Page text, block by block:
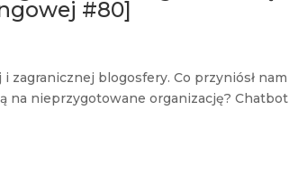
#80]
zagranicznej blogosfery. Co przyniósł nam
na nieprzygotowane organizację? Chatbot